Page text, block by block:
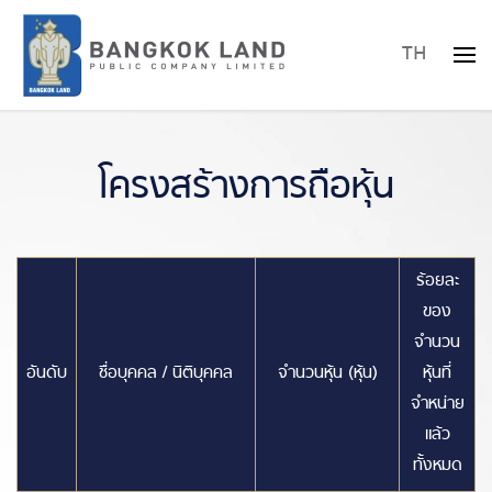
Skip to main content TH
โครงสร้างการถือหุ้น
อันดับ ชื่อบุคคล / นิติบุคคล จำนวนหุ้น (หุ้น)
ร้อยละ
ของ
จำนวน
หุ้นที่
จำหน่าย
แล้ว
ทั้งหมด